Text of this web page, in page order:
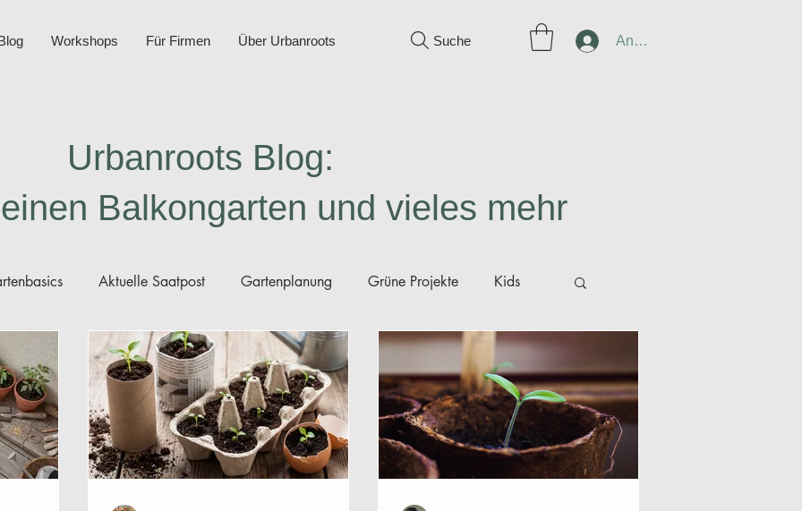
Workshops Für Firmen Über Urbanroots Suche Anmelden
Urbanroots Blog:
Balkongarten und vieles mehr
Aktuelle Saatpost Gartenplanung Grüne Projekte Kids
Saatgut Gartenberichte Minikompost Dünger
Nachhaltigkeit Über uns Workshops Januar Februar März